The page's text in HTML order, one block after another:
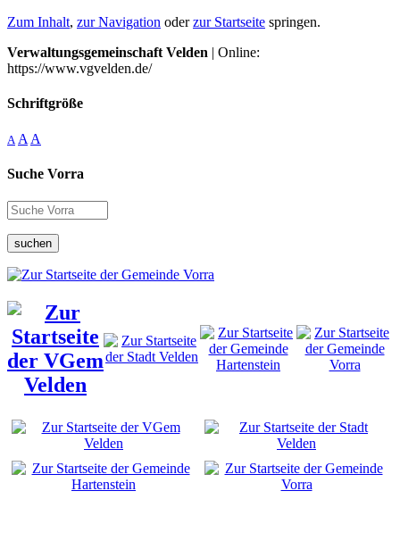
Zum Inhalt, zur Navigation oderzur Startseite springen.
Verwaltungsgemeinschaft Velden | Online:
https://www.vgvelden.de/
Schriftgröße
A A A
Suche Vorra
suchen